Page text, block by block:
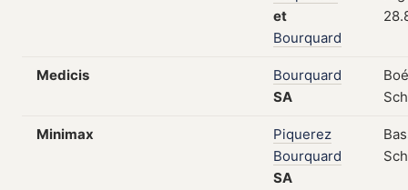
et
Bourquard
Medicis
Bourquard
SA
Minimax
Piquerez
Bourquard
SA